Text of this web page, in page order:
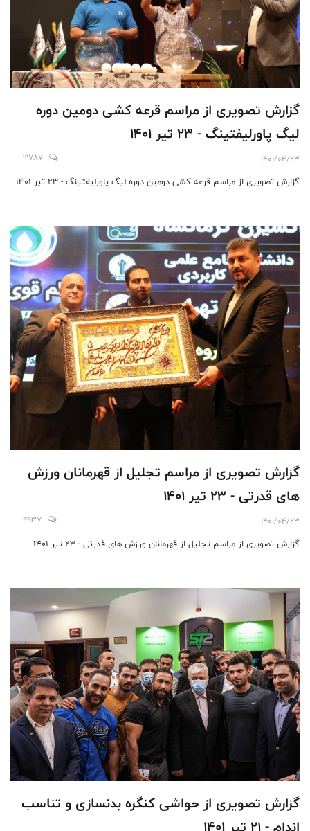
گزارش تصویری از مراسم قرعه کشی دومین دوره
لیگ پاورلیفتینگ - 23 تیر 1401
1401/04/23
3787
گزارش تصویری از مراسم قرعه کشی دومین دوره لیگ پاورلیفتینگ - 23 تیر 1401
گزارش تصویری از مراسم تجلیل از قهرمانان ورزش
های قدرتی - 23 تیر 1401
1401/04/23
4937
گزارش تصویری از مراسم تجلیل از قهرمانان ورزش های قدرتی - 23 تیر 1401
گزارش تصویری از حواشی کنگره بدنسازی و تناسب